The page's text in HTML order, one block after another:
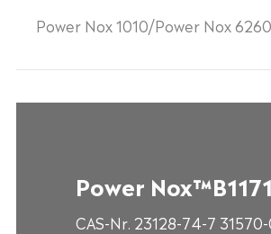
Power Nox 1010/Power Nox 6260
Power Nox™B1171
CAS-Nr. 23128-74-7